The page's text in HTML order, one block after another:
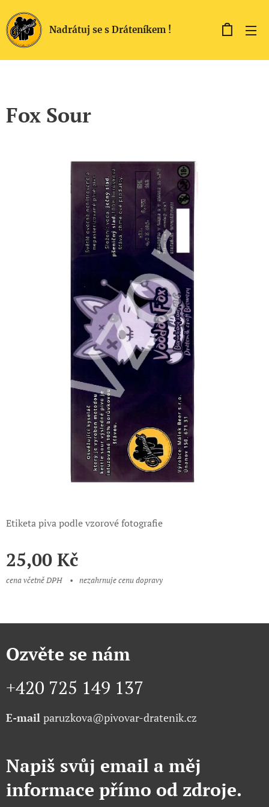
Nadrátuj se s Dráteníkem !
Fox Sour
Etiketa piva podle vzorové fotografie
25,00 Kč
cena včetně DPH nezahrnuje cenu dopravy
Ozvěte se nám
+420 725 149 137
E-mail paruzkova@pivovar-dratenik.cz
Napiš svůj email a měj
informace přímo od zdroje.